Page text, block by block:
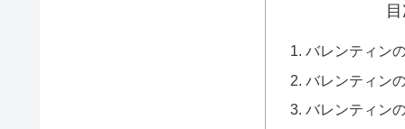
バレンティン
バレンティン
バレンティン